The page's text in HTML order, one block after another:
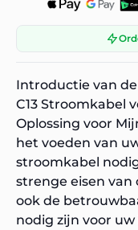
Introductie van de
C13 Stroomkabel
Oplossing voor
het voeden van
stroomkabel
strenge eisen
ook de
nodig zijn voor uw